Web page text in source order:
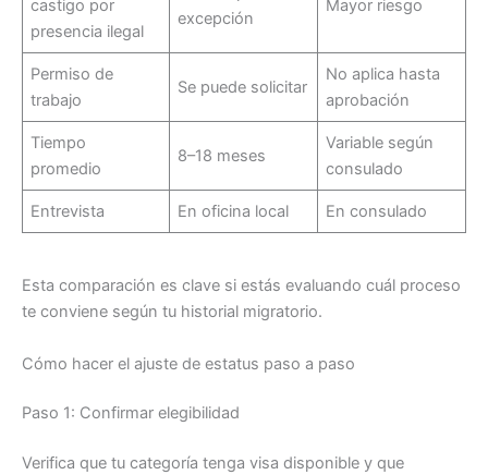
castigo por
presencia ilegal
excepción
Mayor riesgo
Permiso de
trabajo
Se puede solicitar
No aplica hasta
aprobación
Tiempo
promedio
8–18 meses
Variable según
consulado
Entrevista En oficina local En consulado
Esta comparación es clave si estás evaluando cuál proceso
te conviene según tu historial migratorio.
Cómo hacer el ajuste de estatus paso a paso
Paso 1: Confirmar elegibilidad
Verifica que tu categoría tenga visa disponible y que